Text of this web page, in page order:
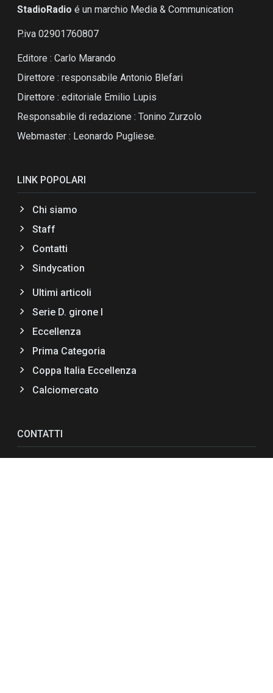
StadioRadio é un marchio Media & Communication
P.iva 02901760807
Editore : Carlo Marando
Direttore : responsabile Antonio Blefari
Direttore : editoriale Emilio Lupis
Responsabile di redazione : Tonino Zurzolo
Webmaster : Leonardo Pugliese.
LINK POPOLARI
Chi siamo
Staff
Contatti
Sindycation
Ultimi articoli
Serie D. girone I
Eccellenza
Prima Categoria
Coppa Italia Eccellenza
Calciomercato
CONTATTI